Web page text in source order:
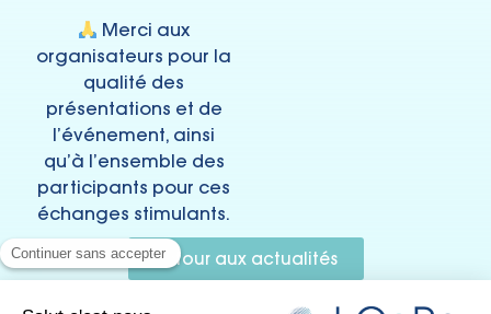
Merci aux
organisateurs pour la
qualité des
présentations et de
l’événement, ainsi
qu’à l’ensemble des
participants pour ces
échanges stimulants.
Retour aux actualités